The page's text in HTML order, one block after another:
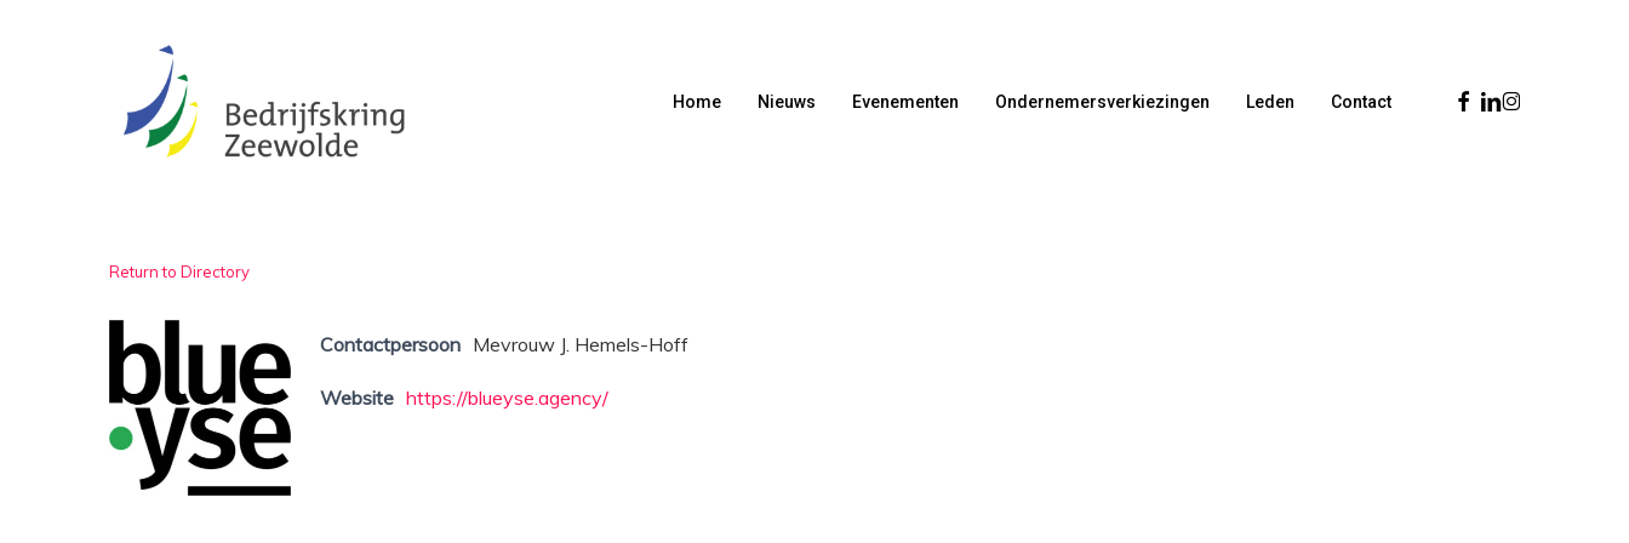
Home Nieuws Evenementen Ondernemersverkiezingen Leden Contact Facebook
Linkedin
Instagram
Return to Directory
Contactpersoon Mevrouw J. Hemels-Hoff
Website https://blueyse.agency/